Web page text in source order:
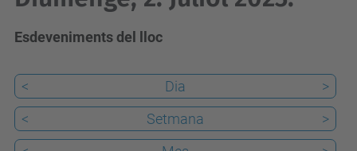
Esdeveniments del lloc
< Dia
>
<
Setmana
>